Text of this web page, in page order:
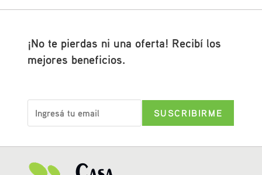
¡No te pierdas ni una oferta! Recibí los
mejores beneficios.